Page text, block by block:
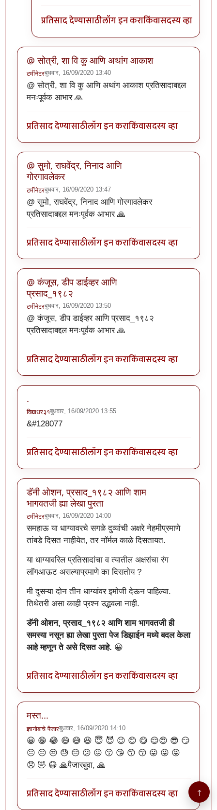
प्रतिसाद देण्यासाठीलॉग इन कराकिंवासदस्य व्हा
@ सोत्री, शा वि कु आणि अथांग आकाश
टर्मीनेटरबुधवार, 16/09/2020 13:40
@ सोत्री, शा वि कु आणि अथांग आकाश प्रतिसादाबद्दल
मनःपूर्वक आभार 🙏
प्रतिसाद देण्यासाठीलॉग इन कराकिंवासदस्य व्हा
@ सुमो, राघवेंद्र, निनाद आणि
गोरगावलेकर
टर्मीनेटरबुधवार, 16/09/2020 13:47
@ सुमो, राघवेंद्र, निनाद आणि गोरगावलेकर
प्रतिसादाबद्दल मनःपूर्वक आभार 🙏
प्रतिसाद देण्यासाठीलॉग इन कराकिंवासदस्य व्हा
@ कंजूस, डीप डाईव्हर आणि
प्रसाद_१९८२
टर्मीनेटरबुधवार, 16/09/2020 13:50
@ कंजूस, डीप डाईव्हर आणि प्रसाद_१९८२
प्रतिसादाबद्दल मनःपूर्वक आभार 🙏
प्रतिसाद देण्यासाठीलॉग इन कराकिंवासदस्य व्हा
.
विद्याधर३१बुधवार, 16/09/2020 13:55
&#128077
प्रतिसाद देण्यासाठीलॉग इन कराकिंवासदस्य व्हा
डॅनी ओशन, प्रसाद_१९८२ आणि शाम
भागवतजी ह्या लेखा पुरता
टर्मीनेटरबुधवार, 16/09/2020 14:00
समहाऊ या धाग्यावरचे सगळे दुव्यांची अक्षरे नेहमीप्रमाणे
तांबडे दिसत नाहीयेत, तर नॉर्मल काळे दिसतायत.
या धाग्यावरिल प्रतिसादांचा व त्यातील अक्षरांचा रंग
लॉगआऊट असल्याप्रमाणे का दिसतोय ?
मी दुसऱ्या दोन तीन धाग्यांवर इमोजी देऊन पाहिल्या.
तिथेतरी असा काही प्रश्न उद्भवला नाही.
डॅनी ओशन, प्रसाद_१९८२ आणि शाम भागवतजी ही
समस्या नसून ह्या लेखा पुरता पेज डिझाईन मध्ये बदल केला
आहे म्हणून ते असे दिसत आहे. 😀
प्रतिसाद देण्यासाठीलॉग इन कराकिंवासदस्य व्हा
मस्त...
ज्ञानोबाचे पैजारबुधवार, 16/09/2020 14:10
😀 😁 😂 😄 😅 😆 😇 😈 😉 😊 😋 😌😍 😎 😏
😐 😑 😒 😓 😔 😕 😖 😗 😘 😙 😚 😛 😜 😝
😞 🤣 😷 🙏पैजारबुवा, 🙏
प्रतिसाद देण्यासाठीलॉग इन कराकिंवासदस्य व्हा ↑